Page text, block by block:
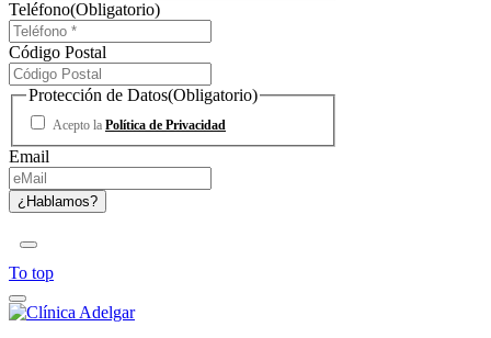
Teléfono(Obligatorio)
Código Postal
Protección de Datos(Obligatorio)
Acepto la Política de Privacidad
Email
To top